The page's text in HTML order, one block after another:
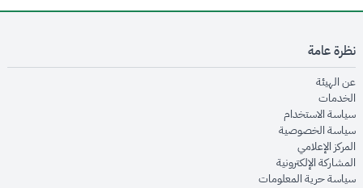
نظرة عامة
عن الهيئةopens in new window
الخدماتopens in new window
سياسة الاستخدام
سياسة الخصوصيةopens in new window
المركز الإعلاميopens in new window
المشاركة الإلكترونيةopens in new window
سياسة حرية المعلوماتopens in new window